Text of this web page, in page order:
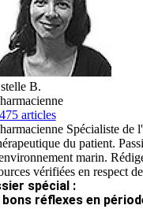
B.
articles
Spécialiste de
du patient.
marin.
vérifiées en respect
spécial :
bons réflexes en